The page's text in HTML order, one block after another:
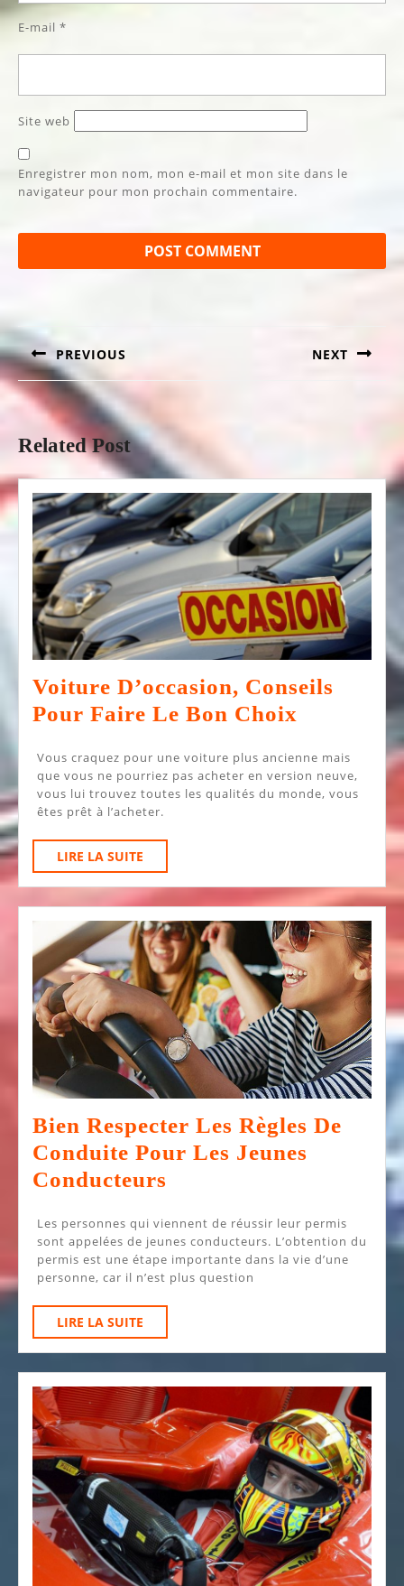
E-mail *
Site web
Enregistrer mon nom, mon e-mail et mon site dans le
navigateur pour mon prochain commentaire.
de
l’articlePREVIOUS
Article
précédent
NEXT
Related Post
Voiture D’occasion, Conseils
Pour Faire Le Bon Choix
Conseils
Pour
Choix
Vous craquez pour une voiture plus ancienne mais
que vous ne pourriez pas acheter en version neuve,
vous lui trouvez toutes les qualités du monde, vous
êtes prêt à l’acheter.
LIRE LA SUITE
LA
SUITE
Bien Respecter Les Règles De
Conduite Pour Les Jeunes
Conducteurs
Les
Règles
De
Pour
Les
Jeunes
Conducteurs
Les personnes qui viennent de réussir leur permis
sont appelées de jeunes conducteurs. L’obtention du
permis est une étape importante dans la vie d’une
personne, car il n’est plus question
LIRE LA SUITE
LA